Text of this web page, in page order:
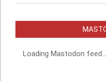
Loading Mastodon feed...